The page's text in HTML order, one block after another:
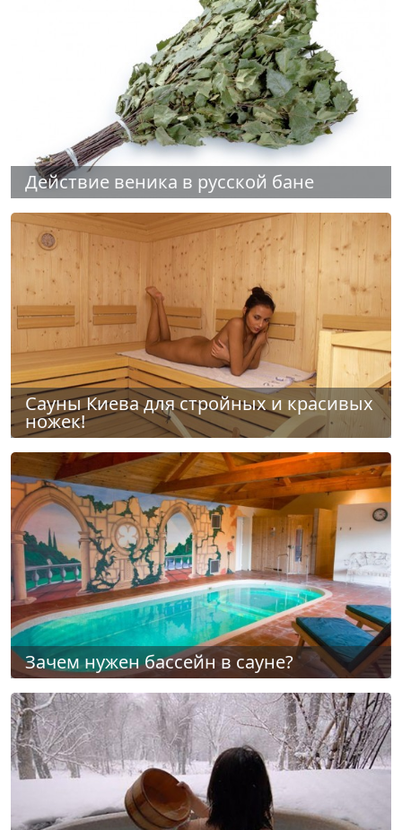
Действие веника в русской бане
Сауны Киева для стройных и красивых
ножек!
Зачем нужен бассейн в сауне?